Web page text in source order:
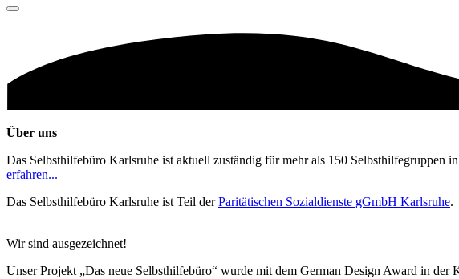
Über uns
Das Selbsthilfebüro Karlsruhe ist aktuell zuständig für mehr als 150 Selbsthilfegruppen
erfahren...
Das Selbsthilfebüro Karlsruhe ist Teil derParitätischen Sozialdienste gGmbH Karlsruhe.
Wir sind ausgezeichnet!
Unser Projekt „Das neue Selbsthilfebüro“ wurde mit dem German Design Award in der